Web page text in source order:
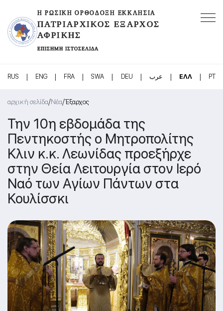
Η ΡΩΣΙΚΉ ΟΡΘΌΔΟΞΗ ΕΚΚΛΗΣΊΑ
ΠΑΤΡΙΑΡΧΙΚΌΣ ΈΞΑΡΧΟΣ
ΑΦΡΙΚΉΣ
ΕΠΊΣΗΜΗ ΙΣΤΟΣΕΛΊΔΑ
RUS | ENG | FRA | SWA | DEU | عرب | ΕΛΛ | PT
αρχική σελίδα/Νέα/Έξαρχος
Την 10η εβδομάδα της
Πεντηκοστής ο Μητροπολίτης
Κλιν κ.κ. Λεωνίδας προεξήρχε
στην Θεία Λειτουργία στον Ιερό
Ναό των Αγίων Πάντων στα
Κουλίσσκι